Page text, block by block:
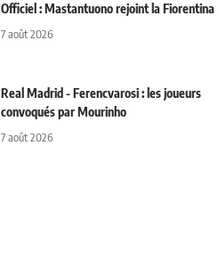
Officiel : Mastantuono rejoint la Fiorentina
7 août 2026
Real Madrid - Ferencvarosi : les joueurs
convoqués par Mourinho
7 août 2026